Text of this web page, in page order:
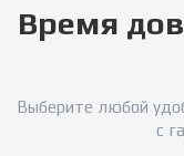
Время
Выберите любой
с